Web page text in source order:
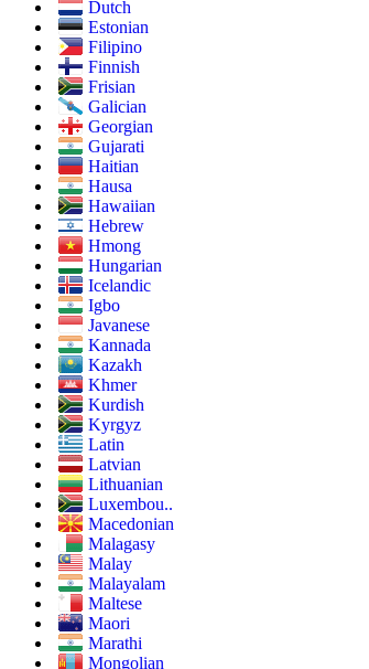
Dutch
Estonian
Filipino
Finnish
Frisian
Galician
Georgian
Gujarati
Haitian
Hausa
Hawaiian
Hebrew
Hmong
Hungarian
Icelandic
Igbo
Javanese
Kannada
Kazakh
Khmer
Kurdish
Kyrgyz
Latin
Latvian
Lithuanian
Luxembou..
Macedonian
Malagasy
Malay
Malayalam
Maltese
Maori
Marathi
Mongolian